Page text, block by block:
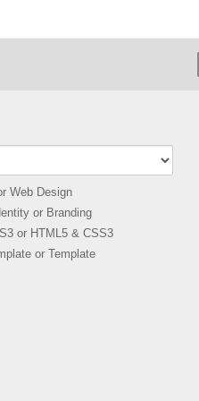
Web Design
or Branding
or HTML5 & CSS3
or Template